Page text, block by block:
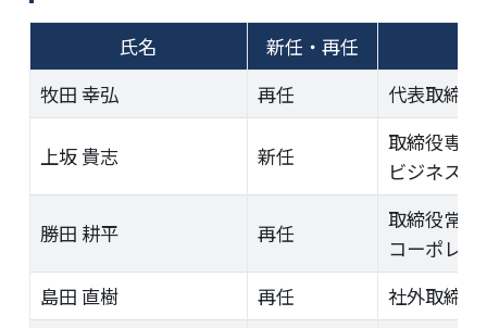
氏名
新任・再任
牧田 幸弘
再任 代表取締役
上坂 貴志 新任
取締役専務
ビジネス
勝田 耕平 再任
取締役常務
コーポレ
島田 直樹
再任
社外取締役